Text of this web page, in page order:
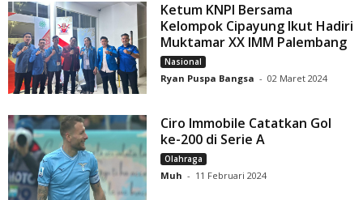
Ketum KNPI Bersama
Kelompok Cipayung Ikut Hadiri
Muktamar XX IMM Palembang
Nasional
Ryan Puspa Bangsa - 02 Maret 2024
Ciro Immobile Catatkan Gol
ke-200 di Serie A
Olahraga
Muh - 11 Februari 2024